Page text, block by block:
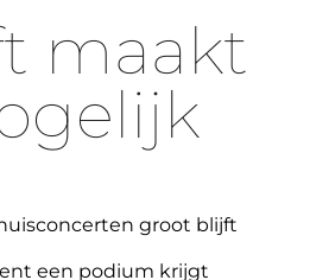
maakt
groot blijft
een podium krijgt